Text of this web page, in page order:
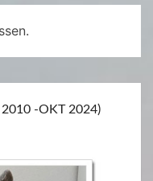
-OKT 2024)